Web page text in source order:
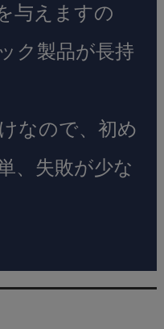
与えますの
ク製品が長持
なので、初め
、失敗が少な